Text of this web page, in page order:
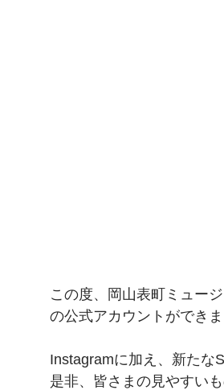
この度、岡山表町ミュー
の公式アカウントができ
Instagramに加え、新たな
是非、皆さまの見やすい